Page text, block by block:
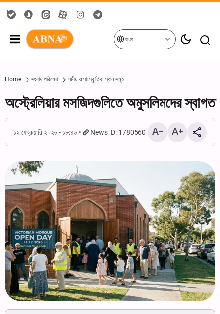
বাংলা
Home সংবাদ পরিষেবা ধর্মীয় ও সাংস্কৃতিক স্থান সমূহ
অস্ট্রেলিয়ার মসজিদগুলিতে অমুসলিমদের স্বাগত
১২ ফেব্রুয়ারি ২০২৬ - ১৮:৪৬ News ID: 1780560